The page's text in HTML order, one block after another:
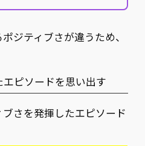
ジティブさが違うため、
ピソードを思い出す
さを発揮したエピソード